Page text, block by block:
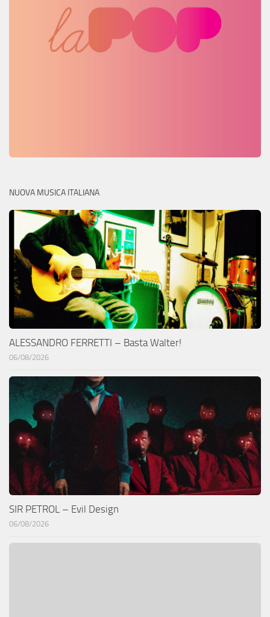
NUOVA MUSICA ITALIANA
ALESSANDRO FERRETTI – Basta Walter!
06/08/2026
SIR PETROL – Evil Design
06/08/2026